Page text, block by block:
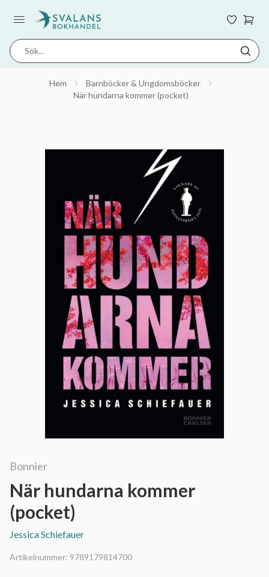
Hem
Barnböcker & Ungdomsböcker
När hundarna kommer (pocket)
Bonnier
När hundarna kommer
(pocket)
Jessica Schiefauer
Artikelnummer: 9789179814700